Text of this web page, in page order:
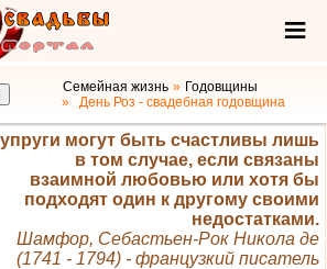
Семейная жизнь
Годовщины
День Роз - свадебная годовщина
могут быть счастливы лишь
в том случае, если связаны
взаимной любовью или хотя бы
подходят один к другому своими
недостатками.
Шамфор, Себастьен-Рок Никола де
(1741 - 1794) - французкий писатель